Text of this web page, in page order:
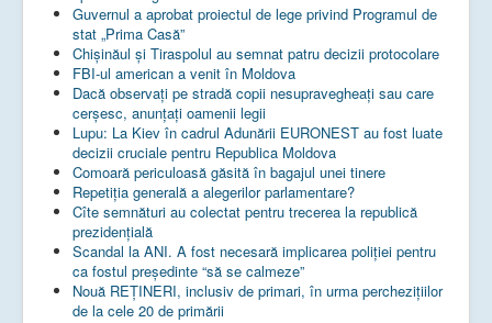
Guvernul a aprobat proiectul de lege privind Programul de
stat „Prima Casă”
Chișinăul și Tiraspolul au semnat patru decizii protocolare
FBI-ul american a venit în Moldova
Dacă observați pe stradă copii nesupravegheați sau care
cerșesc, anunțați oamenii legii
Lupu: La Kiev în cadrul Adunării EURONEST au fost luate
decizii cruciale pentru Republica Moldova
Comoară periculoasă găsită în bagajul unei tinere
Repetiția generală a alegerilor parlamentare?
Cîte semnături au colectat pentru trecerea la republică
prezidențială
Scandal la ANI. A fost necesară implicarea poliției pentru
ca fostul președinte “să se calmeze”
Nouă REȚINERI, inclusiv de primari, în urma perchezițiilor
de la cele 20 de primării